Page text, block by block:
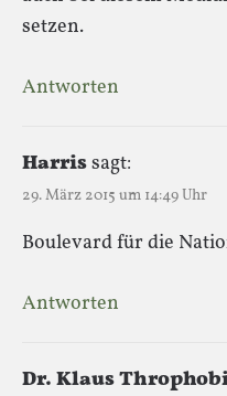
setzen.
Antworten
Harrissagt:
29. März 2015 um 14:49 Uhr
Boulevard für die
Antworten
Dr. Klaus